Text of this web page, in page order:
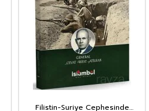
Filistin-Suriye Cephesinde